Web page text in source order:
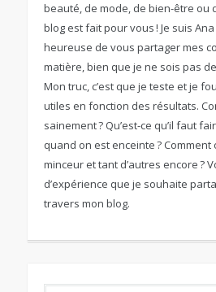
beauté, de mode, de bien-être ou
blog est fait pour vous ! Je suis
heureuse de vous partager mes
matière, bien que je ne sois pas
Mon truc, c’est que je teste et je
utiles en fonction des résultats.
sainement ? Qu’est-ce qu’il faut
quand on est enceinte ?
minceur et tant d’autres encore ?
d’expérience que je souhaite
travers mon blog.